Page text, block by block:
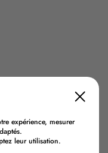
expérience, mesurer
leur utilisation.